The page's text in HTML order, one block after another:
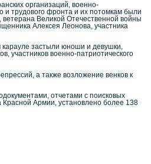
организаций, военно-
и трудового фронта и их потомкам были
Великой Отечественной войны
Алексея Леонова, участника
застыли юноши и девушки,
участников военно-патриотического
а также возложение венков к
отчетами с поисковых
Армии, установлено более 138